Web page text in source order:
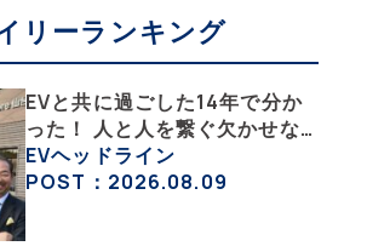
リーランキング
EVと共に過ごした14年で分か
った！ 人と人を繋ぐ欠かせな
い相棒、それがEV!!【EV総合
研究所のリアルEVライフ：そ
EVヘッドライン
POST：2026.08.09